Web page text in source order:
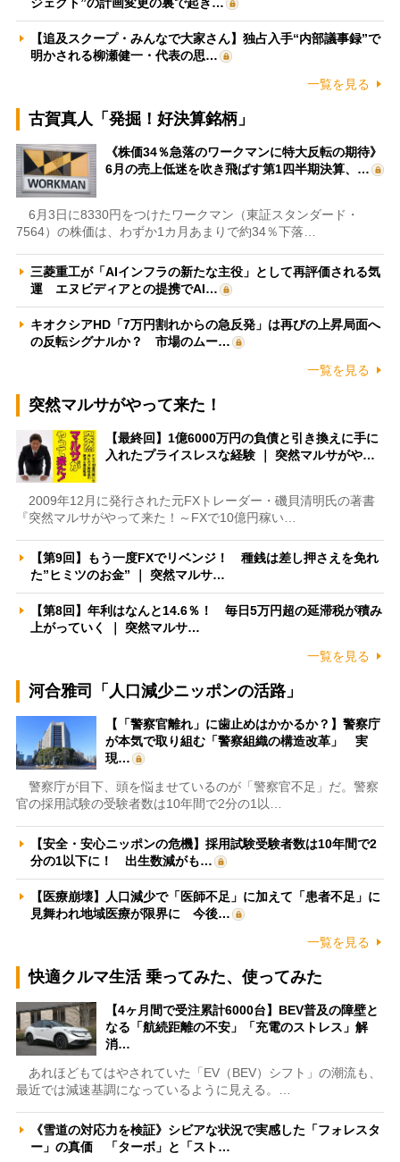
【追及スクープ・みんなで大家さん】独占入手“内部議事録”で
明かされる柳瀬健一・代表の思…
一覧を見る
古賀真人「発掘！好決算銘柄」
《株価34％急落のワークマンに特大反転の期待》
6月の売上低迷を吹き飛ばす第1四半期決算、…
6月3日に8330円をつけたワークマン（東証スタンダード・
7564）の株価は、わずか1カ月あまりで約34％下落…
三菱重工が「AIインフラの新たな主役」として再評価される気
運 エヌビディアとの提携でAI…
キオクシアHD「7万円割れからの急反発」は再びの上昇局面へ
の反転シグナルか？ 市場のムー…
一覧を見る
突然マルサがやって来た！
【最終回】1億6000万円の負債と引き換えに手に
入れたプライスレスな経験 ｜ 突然マルサがや…
2009年12月に発行された元FXトレーダー・磯貝清明氏の著書
『突然マルサがやって来た！～FXで10億円稼い…
【第9回】もう一度FXでリベンジ！ 種銭は差し押さえを免れ
た”ヒミツのお金” ｜ 突然マルサ…
【第8回】年利はなんと14.6％！ 毎日5万円超の延滞税が積み
上がっていく ｜ 突然マルサ…
一覧を見る
河合雅司「人口減少ニッポンの活路」
【「警察官離れ」に歯止めはかかるか？】警察庁
が本気で取り組む「警察組織の構造改革」 実
現…
警察庁が目下、頭を悩ませているのが「警察官不足」だ。警察
官の採用試験の受験者数は10年間で2分の1以…
【安全・安心ニッポンの危機】採用試験受験者数は10年間で2
分の1以下に！ 出生数減がも…
【医療崩壊】人口減少で「医師不足」に加えて「患者不足」に
見舞われ地域医療が限界に 今後…
一覧を見る
快適クルマ生活 乗ってみた、使ってみた
【4ヶ月間で受注累計6000台】BEV普及の障壁と
なる「航続距離の不安」「充電のストレス」解
消…
あれほどもてはやされていた「EV（BEV）シフト」の潮流も、
最近では減速基調になっているように見える。…
《雪道の対応力を検証》シビアな状況で実感した「フォレスタ
ー」の真価 「ターボ」と「スト…